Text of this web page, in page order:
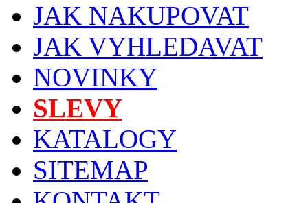
JAK NAKUPOVAT
JAK VYHLEDAVAT
NOVINKY
SLEVY
KATALOGY
SITEMAP